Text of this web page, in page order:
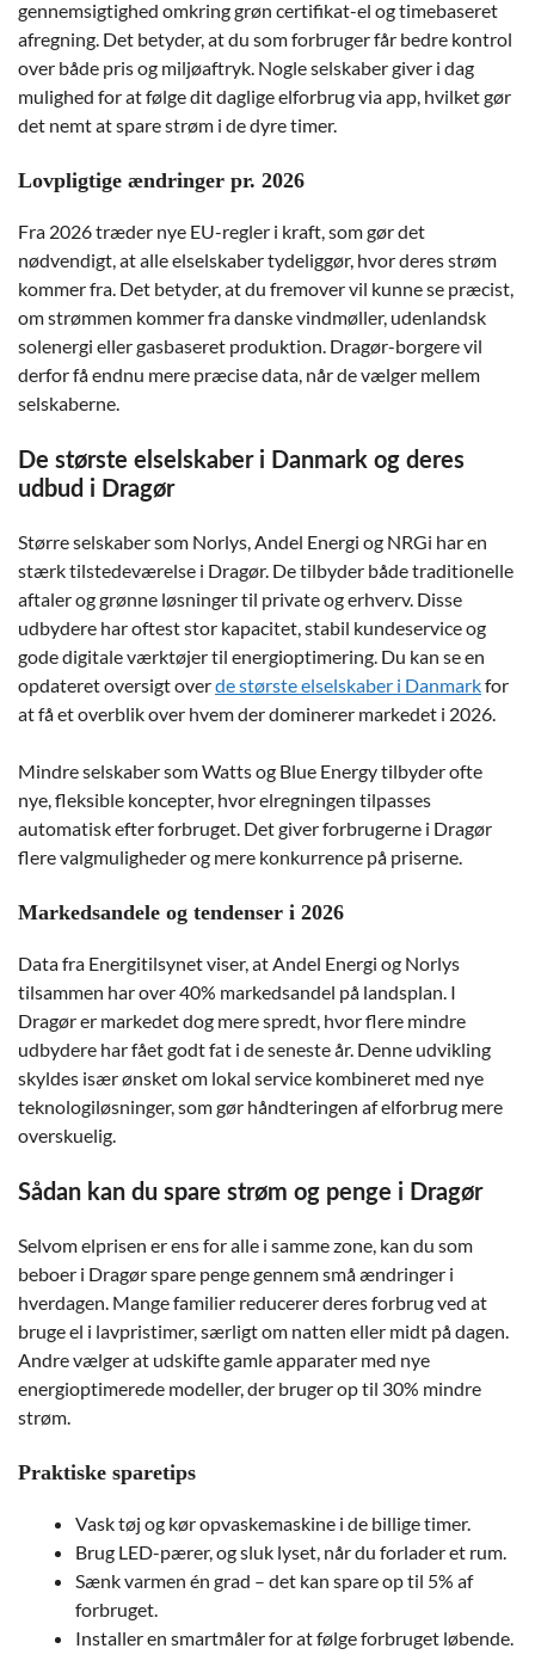
gennemsigtighed omkring grøn certifikat-el og timebaseret
afregning. Det betyder, at du som forbruger får bedre kontrol
over både pris og miljøaftryk. Nogle selskaber giver i dag
mulighed for at følge dit daglige elforbrug via app, hvilket gør
det nemt at spare strøm i de dyre timer.
Lovpligtige ændringer pr. 2026
Fra 2026 træder nye EU-regler i kraft, som gør det
nødvendigt, at alle elselskaber tydeliggør, hvor deres strøm
kommer fra. Det betyder, at du fremover vil kunne se præcist,
om strømmen kommer fra danske vindmøller, udenlandsk
solenergi eller gasbaseret produktion. Dragør-borgere vil
derfor få endnu mere præcise data, når de vælger mellem
selskaberne.
De største elselskaber i Danmark og deres
udbud i Dragør
Større selskaber som Norlys, Andel Energi og NRGi har en
stærk tilstedeværelse i Dragør. De tilbyder både traditionelle
aftaler og grønne løsninger til private og erhverv. Disse
udbydere har oftest stor kapacitet, stabil kundeservice og
gode digitale værktøjer til energioptimering. Du kan se en
opdateret oversigt overde største elselskaber i Danmarkfor
at få et overblik over hvem der dominerer markedet i 2026.
Mindre selskaber som Watts og Blue Energy tilbyder ofte
nye, fleksible koncepter, hvor elregningen tilpasses
automatisk efter forbruget. Det giver forbrugerne i Dragør
flere valgmuligheder og mere konkurrence på priserne.
Markedsandele og tendenser i 2026
Data fra Energitilsynet viser, at Andel Energi og Norlys
tilsammen har over 40% markedsandel på landsplan. I
Dragør er markedet dog mere spredt, hvor flere mindre
udbydere har fået godt fat i de seneste år. Denne udvikling
skyldes især ønsket om lokal service kombineret med nye
teknologiløsninger, som gør håndteringen af elforbrug mere
overskuelig.
Sådan kan du spare strøm og penge i Dragør
Selvom elprisen er ens for alle i samme zone, kan du som
beboer i Dragør spare penge gennem små ændringer i
hverdagen. Mange familier reducerer deres forbrug ved at
bruge el i lavpristimer, særligt om natten eller midt på dagen.
Andre vælger at udskifte gamle apparater med nye
energioptimerede modeller, der bruger op til 30% mindre
strøm.
Praktiske sparetips
Vask tøj og kør opvaskemaskine i de billige timer.
Brug LED-pærer, og sluk lyset, når du forlader et rum.
Sænk varmen én grad – det kan spare op til 5% af
forbruget.
Installer en smartmåler for at følge forbruget løbende.